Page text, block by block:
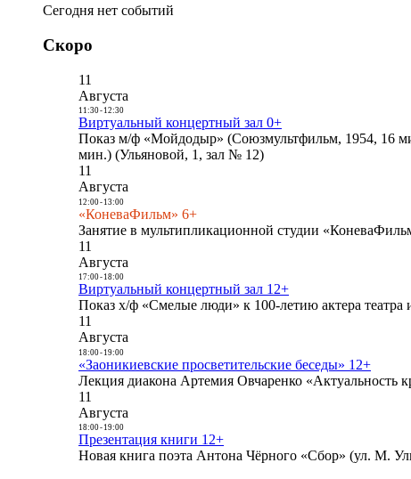
Сегодня нет событий
Скоро
11
Августа
11:30- 12:30
Виртуальный концертный зал 0+
Показ м/ф «Мойдодыр» (Союзмультфильм, 1954, 16
мин.) (Ульяновой, 1, зал № 12)
11
Августа
12:00- 13:00
«КоневаФильм» 6+
Занятие в мультипликационной студии
11
Августа
17:00- 18:00
Виртуальный концертный зал 12+
Показ х/ф «Смелые люди» к 100-летию актера
11
Августа
18:00- 19:00
«Заоникиевские просветительские беседы» 12+
Лекция диакона Артемия Овчаренко «Актуальность
11
Августа
18:00- 19:00
Презентация книги 12+
Новая книга поэта Антона Чёрного «Сбор» (ул. М.